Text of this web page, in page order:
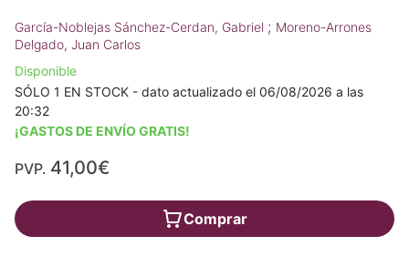
García-Noblejas Sánchez-Cerdan, Gabriel ; Moreno-Arrones
Delgado, Juan Carlos
Disponible
SÓLO 1 EN STOCK - dato actualizado el 06/08/2026 a las
20:32
¡GASTOS DE ENVÍO GRATIS!
PVP. 41,00€
Comprar